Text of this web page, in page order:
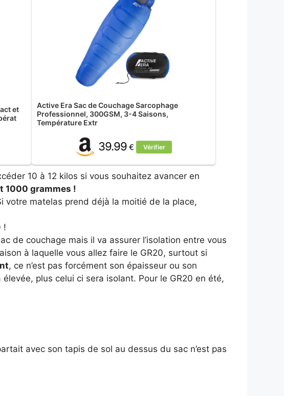
et
Active Era Sac de Couchage Sarcophage
Professionnel, 300GSM, 3-4 Saisons,
Température Extr
39.99€ Vérifier
10 à 12 kilos si vous souhaitez avancer en
1000 grammes !
votre matelas prend déjà la moitié de la place,
!
de couchage mais il va assurer l’isolation entre vous
à laquelle vous allez faire le GR20, surtout si
, ce n’est pas forcément son épaisseur ou son
plus celui ci sera isolant. Pour le GR20 en été,
avec son tapis de sol au dessus du sac n’est pas